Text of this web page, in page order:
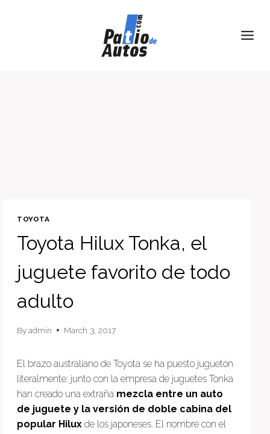
TOYOTA
Toyota Hilux Tonka, el
juguete favorito de todo
adulto
Byadmin March 3, 2017
El brazo australiano de Toyota se ha puesto juguetón
literalmente: junto con la empresa de juguetes Tonka
han creado una extraña mezcla entre un auto
de juguete y la versión de doble cabina del
popular Hilux de los japoneses. El nombre con el